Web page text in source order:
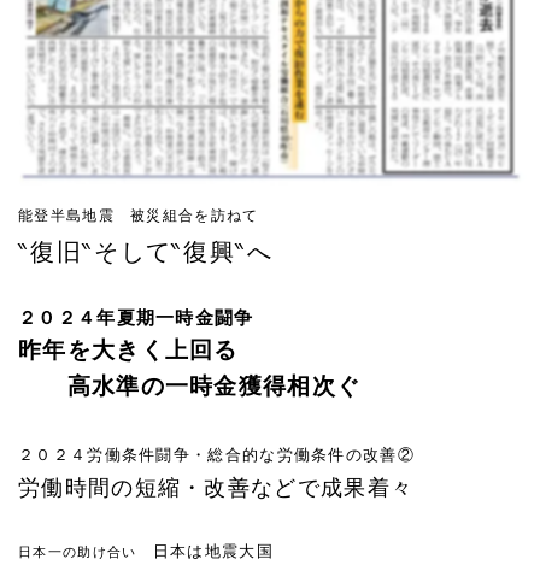
能登半島地震 被災組合を訪ねて
‶復旧‶そして‶復興‶へ
２０２４年夏期一時金闘争
昨年を大きく上回る
高水準の一時金獲得相次ぐ
２０２４労働条件闘争・総合的な労働条件の改善②
労働時間の短縮・改善などで成果着々
日本一の助け合い 日本は地震大国